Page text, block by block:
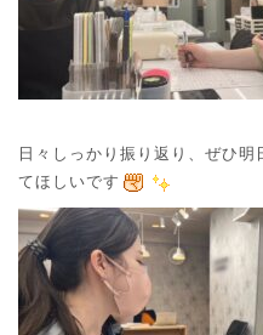
日々しっかり振り返り、ぜひ
てほしいです